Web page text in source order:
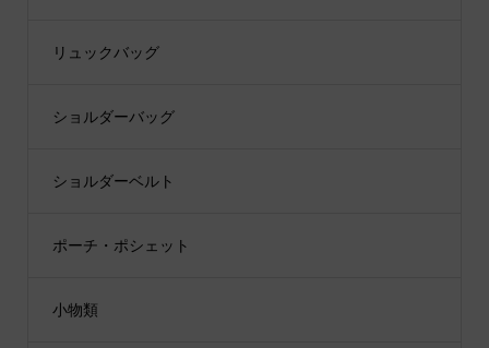
リュックバッグ
ショルダーバッグ
ショルダーベルト
ポーチ・ポシェット
小物類